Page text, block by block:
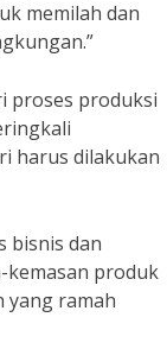
memilah dan
proses produksi
harus dilakukan
bisnis dan
kemasan produk
yang ramah